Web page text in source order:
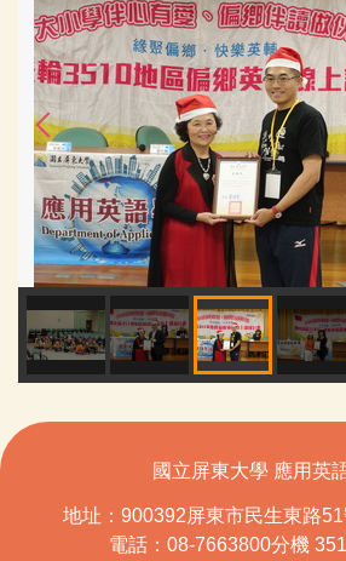
國立屏東大學 應用英
地址：900392屏東市民生東路51
電話：08-7663800分機